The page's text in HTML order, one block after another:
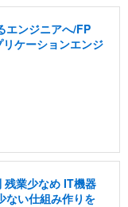
エンジニアへ/FP
ケーションエンジ
残業少なめ IT機器
ない仕組み作りを